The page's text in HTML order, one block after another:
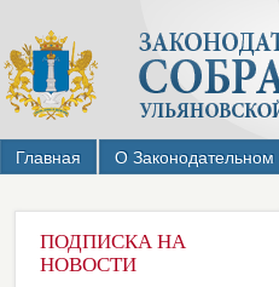
Главная О
ПОДПИСКА НА
НОВОСТИ